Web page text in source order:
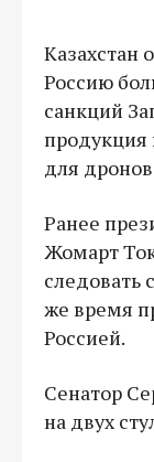
Казахстан
Россию
санкций
продукция
для
Ранее
Жомарт
следовать
же время
Россией.
Сенатор
на двух